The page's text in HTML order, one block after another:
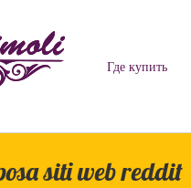
Где купить
siti web reddit